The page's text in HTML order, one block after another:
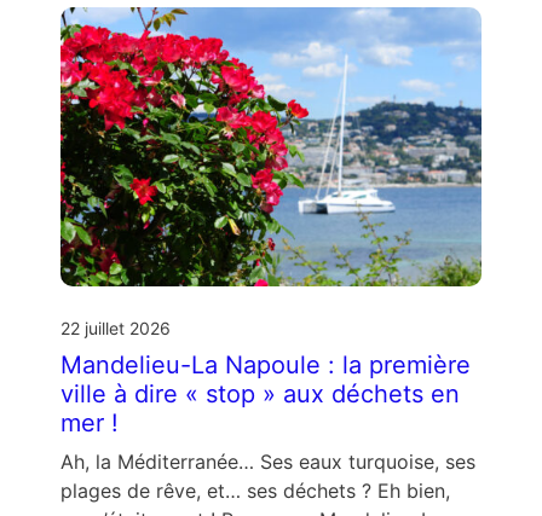
22 juillet 2026
Mandelieu-La Napoule : la première
ville à dire « stop » aux déchets en
mer !
Ah, la Méditerranée… Ses eaux turquoise, ses
plages de rêve, et… ses déchets ? Eh bien,